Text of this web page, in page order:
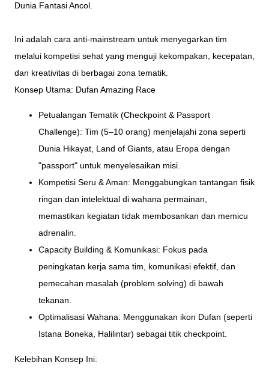
Dunia Fantasi Ancol.
Ini adalah cara anti-mainstream untuk menyegarkan tim
melalui kompetisi sehat yang menguji kekompakan, kecepatan,
dan kreativitas di berbagai zona tematik.
Konsep Utama: Dufan Amazing Race
Petualangan Tematik (Checkpoint & Passport
Challenge): Tim (5–10 orang) menjelajahi zona seperti
Dunia Hikayat, Land of Giants, atau Eropa dengan
"passport" untuk menyelesaikan misi.
Kompetisi Seru & Aman: Menggabungkan tantangan fisik
ringan dan intelektual di wahana permainan,
memastikan kegiatan tidak membosankan dan memicu
adrenalin.
Capacity Building & Komunikasi: Fokus pada
peningkatan kerja sama tim, komunikasi efektif, dan
pemecahan masalah (problem solving) di bawah
tekanan.
Optimalisasi Wahana: Menggunakan ikon Dufan (seperti
Istana Boneka, Halilintar) sebagai titik checkpoint.
Kelebihan Konsep Ini: